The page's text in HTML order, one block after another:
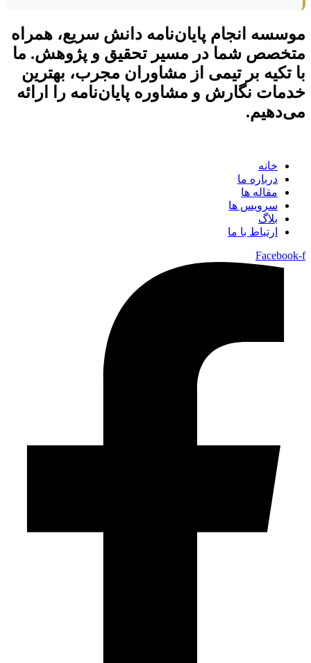
موسسه انجام پایان‌نامه دانش سریع، همراه
متخصص شما در مسیر تحقیق و پژوهش. ما
با تکیه بر تیمی از مشاوران مجرب، بهترین
خدمات نگارش و مشاوره پایان‌نامه را ارائه
می‌دهیم.
خانه
درباره ما
مقاله ها
سرویس ها
بلاگ
ارتباط با ما
Facebook-f